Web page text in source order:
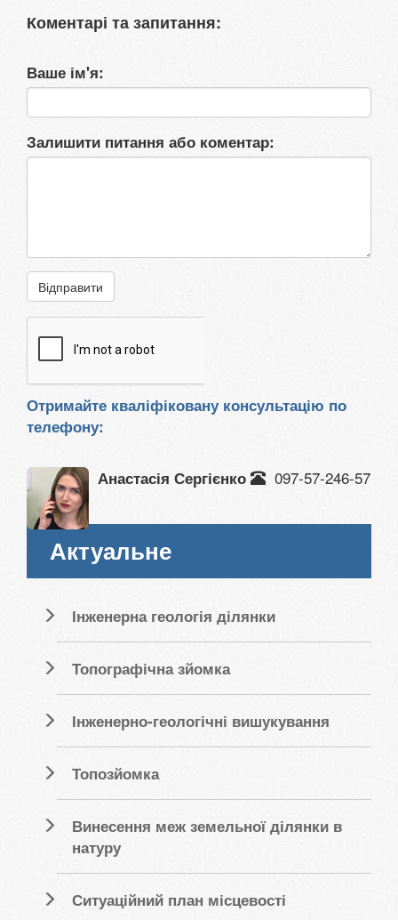
Коментарі та запитання:
Ваше ім'я:
Залишити питання або коментар:
Відправити
Отримайте кваліфіковану консультацію по
телефону:
Анастасія Сергієнко 097-57-246-57
Актуальне
Інженерна геологія ділянки
Топографічна зйомка
Інженерно-геологічні вишукування
Топозйомка
Винесення меж земельної ділянки в
натуру
Ситуаційний план місцевості